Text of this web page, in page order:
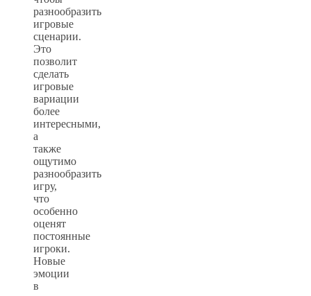
разнообразить
игровые
сценарии.
Это
позволит
сделать
игровые
вариации
более
интересными,
а
также
ощутимо
разнообразить
игру,
что
особенно
оценят
постоянные
игроки.
Новые
эмоции
в